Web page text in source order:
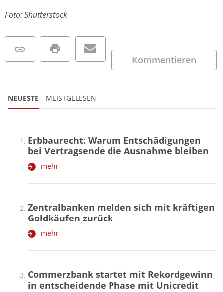
Foto: Shutterstock
Kommentieren
NEUESTE MEISTGELESEN
Erbbaurecht: Warum Entschädigungen
bei Vertragsende die Ausnahme bleiben
mehr
Zentralbanken melden sich mit kräftigen
Goldkäufen zurück
mehr
Commerzbank startet mit Rekordgewinn
in entscheidende Phase mit Unicredit